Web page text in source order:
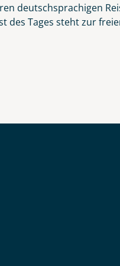
deutschsprachigen
des Tages steht zur